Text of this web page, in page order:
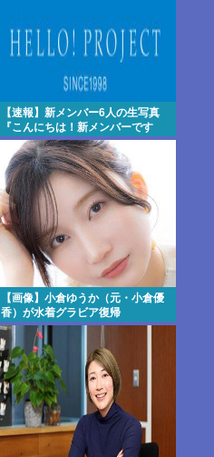
【速報】新メンバー6人の生写真
『こんにちは！新メンバーです
☆』
【画像】小倉ゆうか（元・小倉優
香）が水着グラビア復帰